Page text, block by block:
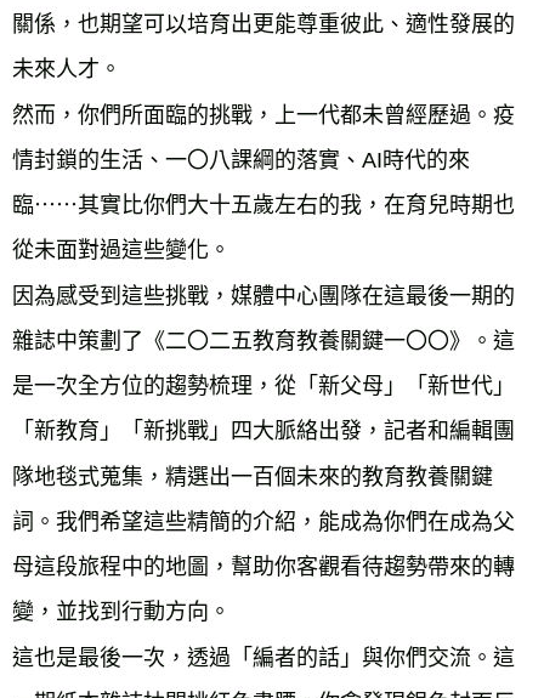
關係，也期望可以培育出更能尊重彼此、適性發展的
未來人才。
然而，你們所面臨的挑戰，上一代都未曾經歷過。疫
情封鎖的生活、一〇八課綱的落實、AI時代的來
臨⋯⋯其實比你們大十五歲左右的我，在育兒時期也
從未面對過這些變化。
因為感受到這些挑戰，媒體中心團隊在這最後一期的
雜誌中策劃了《二〇二五教育教養關鍵一〇〇》。這
是一次全方位的趨勢梳理，從「新父母」「新世代」
「新教育」「新挑戰」四大脈絡出發，記者和編輯團
隊地毯式蒐集，精選出一百個未來的教育教養關鍵
詞。我們希望這些精簡的介紹，能成為你們在成為父
母這段旅程中的地圖，幫助你客觀看待趨勢帶來的轉
變，並找到行動方向。
這也是最後一次，透過「編者的話」與你們交流。這